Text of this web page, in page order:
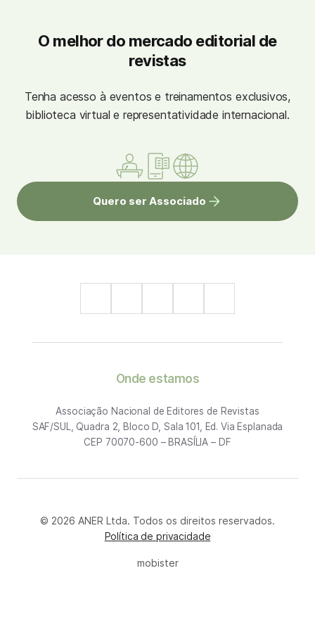
O melhor do mercado editorial de
revistas
Tenha acesso à eventos e treinamentos exclusivos,
biblioteca virtual e representatividade internacional.
Quero ser Associado
Onde estamos
Associação Nacional de Editores de Revistas
SAF/SUL, Quadra 2, Bloco D, Sala 101, Ed. Via Esplanada
CEP 70070-600 – BRASÍLIA – DF
© 2026 ANER Ltda. Todos os direitos reservados.
Política de privacidade
mobister